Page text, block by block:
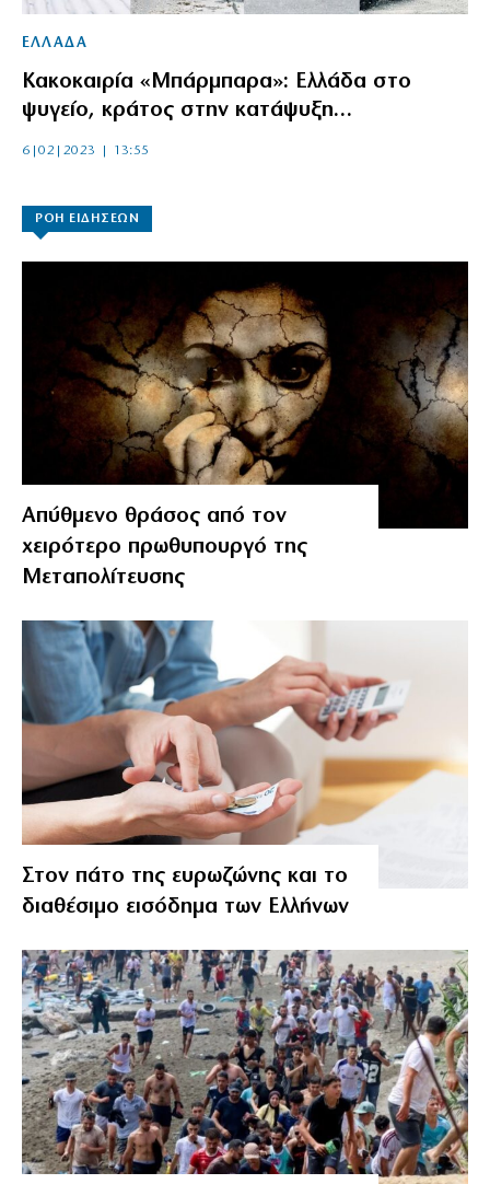
ΕΛΛΑΔΑ
Κακοκαιρία «Μπάρμπαρα»: Ελλάδα στο
ψυγείο, κράτος στην κατάψυξη…
6|02|2023 | 13:55
ΡΟΗ ΕΙΔΗΣΕΩΝ
Απύθμενο θράσος από τον
χειρότερο πρωθυπουργό της
Μεταπολίτευσης
Στον πάτο της ευρωζώνης και το
διαθέσιμο εισόδημα των Ελλήνων